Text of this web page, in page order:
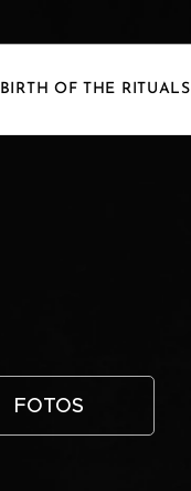
BIRTH OF THE RITUALS
FOTOS